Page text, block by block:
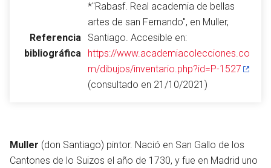
Abrir menú principal
Referencia
bibliográfica
*"Rabasf. Real academia de bellas
artes de san Fernando", en Muller,
Santiago. Accesible en:
https://www.academiacolecciones.co
m/dibujos/inventario.php?id=P-1527
(consultado en 21/10/2021)
Muller (don Santiago) pintor. Nació en San Gallo de los
Cantones de lo Suizos el año de 1730, y fue en Madrid uno